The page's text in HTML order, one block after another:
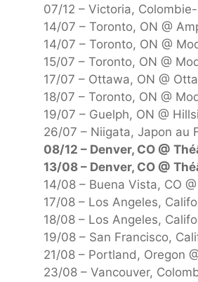
07/12 – Victoria,
14/07 – Toronto, ON @
14/07 – Toronto, ON @
15/07 – Toronto, ON @
17/07 – Ottawa, ON @
18/07 – Toronto, ON @
19/07 – Guelph, ON @
26/07 – Niigata, Japon au
08/12 – Denver, CO @
13/08 – Denver, CO @
14/08 – Buena Vista, CO
17/08 – Los Angeles,
18/08 – Los Angeles,
19/08 – San Francisco,
21/08 – Portland, Oregon
23/08 – Vancouver,